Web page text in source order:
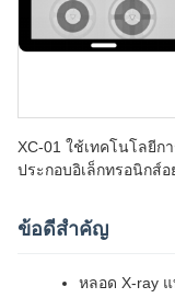
XC-01 ใช้เทคโนโลยีก
ประกอบอิเล็กทรอนิกส์
ข้อดีสําคัญ
หลอด X-ray